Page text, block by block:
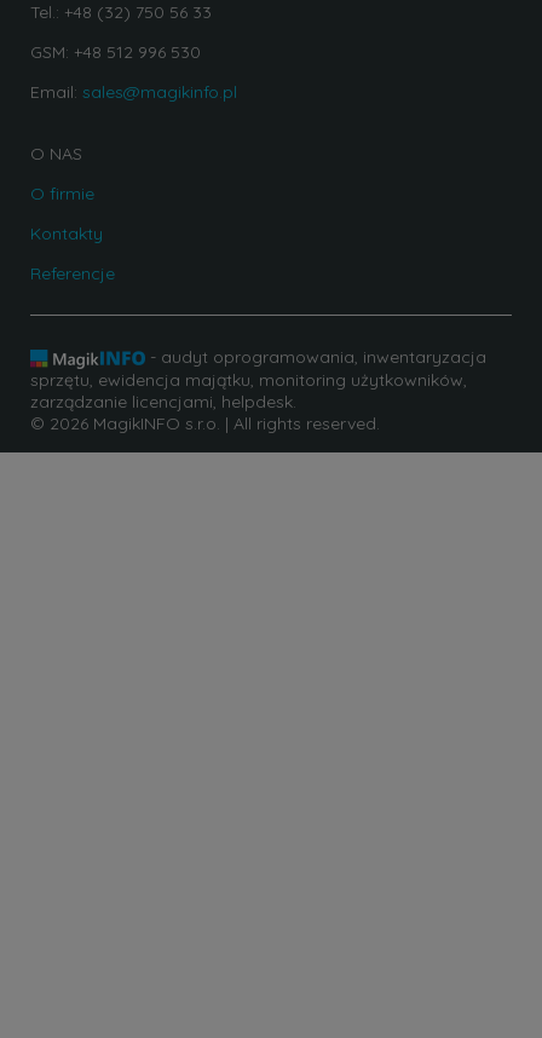
Tel.: +48 (32) 750 56 33
GSM: +48 512 996 530
Email: sales@magikinfo.pl
O NAS
O firmie
Kontakty
Referencje
- audyt oprogramowania, inwentaryzacja
sprzętu, ewidencja majątku, monitoring użytkowników,
zarządzanie licencjami, helpdesk.
© 2026 MagikINFO s.r.o. | All rights reserved.